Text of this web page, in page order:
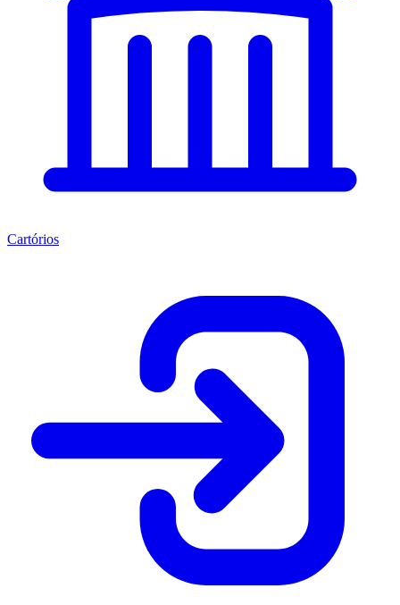
Cartórios